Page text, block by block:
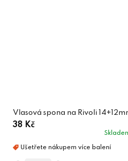
Vlasová spona na Rivoli
38 Kč